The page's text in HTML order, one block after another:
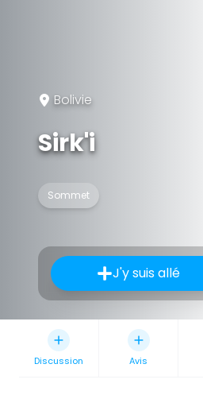
Bolivie
Sirk'i
Sommet
J'y suis allé
Discussion Avis